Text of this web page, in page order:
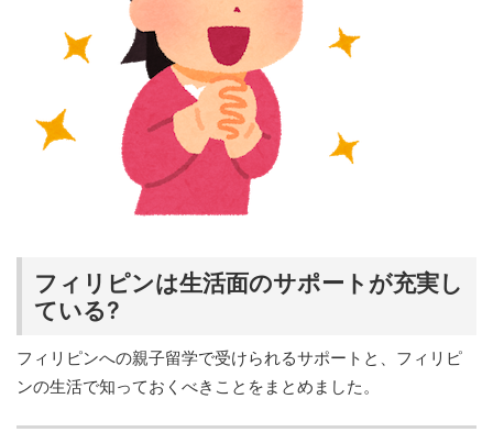
フィリピンは生活面のサポートが充実し
ている?
フィリピンへの親子留学で受けられるサポートと、フィリピ
ンの生活で知っておくべきことをまとめました。